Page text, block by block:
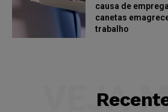
causa de
canetas
trabalho
VEJA